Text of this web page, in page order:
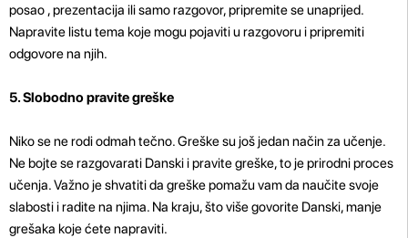
posao , prezentacija ili samo razgovor, pripremite se unaprijed.
Napravite listu tema koje mogu pojaviti u razgovoru i pripremiti
odgovore na njih.
5. Slobodno pravite greške
Niko se ne rodi odmah tečno. Greške su još jedan način za učenje.
Ne bojte se razgovarati Danski i pravite greške, to je prirodni proces
učenja. Važno je shvatiti da greške pomažu vam da naučite svoje
slabosti i radite na njima. Na kraju, što više govorite Danski, manje
grešaka koje ćete napraviti.